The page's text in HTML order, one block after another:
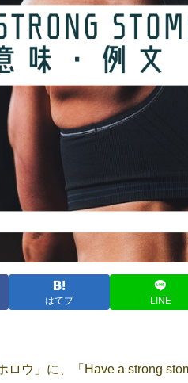
はてブ LINE
ウ」に、「Have a strong